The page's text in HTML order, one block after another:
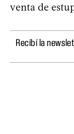
venta de
Recibí la